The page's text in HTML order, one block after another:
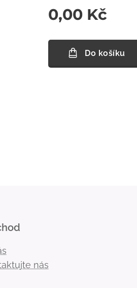
0,00 Kč
Do košíku
nás